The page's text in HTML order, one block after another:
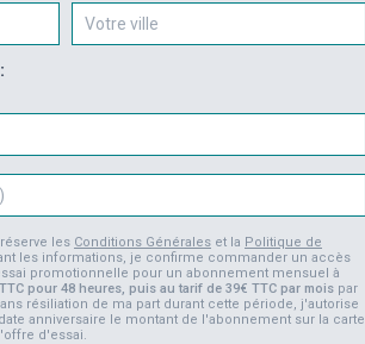
les Conditions Générales et la Politique de
les informations, je confirme commander un accès
promotionnelle pour un abonnement mensuel à
pour 48 heures, puis au tarif de 39€ TTC par mois par
résiliation de ma part durant cette période, j'autorise
anniversaire le montant de l'abonnement sur la carte
d'essai.